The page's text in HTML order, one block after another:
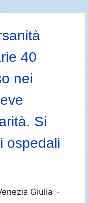
40
nei
Si
ospedali
Giulia